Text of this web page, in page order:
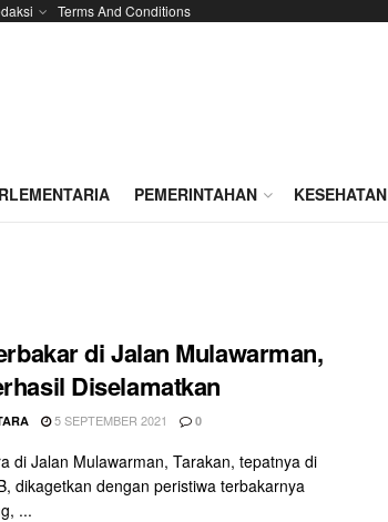
Terms And Conditions
PEMERINTAHAN KESEHATAN
di Jalan Mulawarman,
Diselamatkan
5 SEPTEMBER 2021 0
di Jalan Mulawarman, Tarakan, tepatnya di
dikagetkan dengan peristiwa terbakarnya
...